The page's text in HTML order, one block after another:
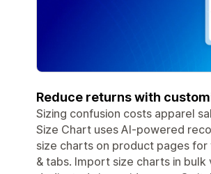
Reduce returns with
Sizing confusion costs apparel
Size Chart uses AI-powered
size charts on product pages
& tabs. Import size charts in